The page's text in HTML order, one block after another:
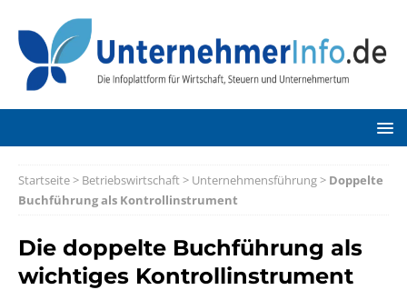
Startseite> Betriebswirtschaft> Unternehmensführung> Doppelte
Buchführung als Kontrollinstrument
Die doppelte Buchführung als
wichtiges Kontrollinstrument